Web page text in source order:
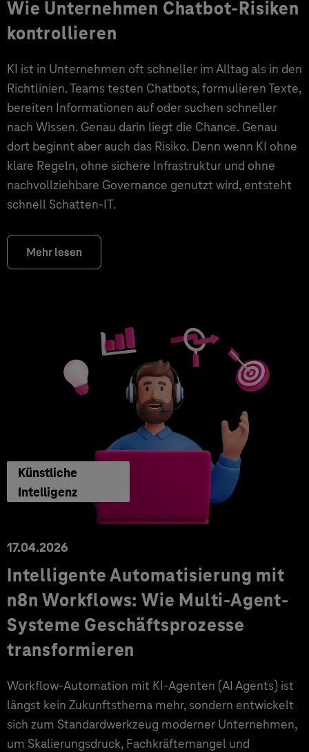
Wie Unternehmen Chatbot-Risiken
kontrollieren
KI ist in Unternehmen oft schneller im Alltag als in den
Richtlinien. Teams testen Chatbots, formulieren Texte,
bereiten Informationen auf oder suchen schneller
nach Wissen. Genau darin liegt die Chance. Genau
dort beginnt aber auch das Risiko. Denn wenn KI ohne
klare Regeln, ohne sichere Infrastruktur und ohne
nachvollziehbare Governance genutzt wird, entsteht
schnell Schatten-IT.
Mehr lesen
Künstliche
Intelligenz
17.04.2026
Intelligente Automatisierung mit
n8n Workflows: Wie Multi-Agent-
Systeme Geschäftsprozesse
transformieren
Workflow-Automation mit KI-Agenten (AI Agents) ist
längst kein Zukunftsthema mehr, sondern entwickelt
sich zum Standardwerkzeug moderner Unternehmen,
um Skalierungsdruck, Fachkräftemangel und